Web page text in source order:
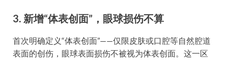
3. 新增“体表创面”，眼球损伤不算
首次明确定义“体表创面”——仅限皮肤或口腔等自然腔道
表面的创伤，眼球表面损伤不被视为体表创面。这一区